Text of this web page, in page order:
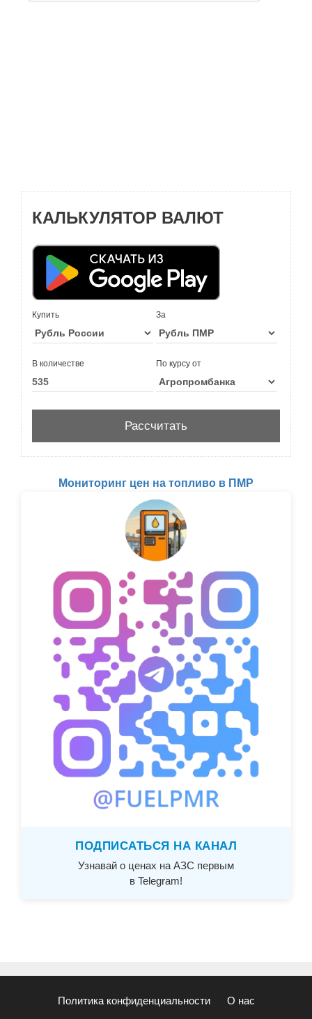
КАЛЬКУЛЯТОР ВАЛЮТ
Купить За
В количестве По курсу от
Мониторинг цен на топливо в ПМР
ПОДПИСАТЬСЯ НА КАНАЛ
Узнавай о ценах на АЗС первым
в Telegram!
Политика конфиденциальности О нас